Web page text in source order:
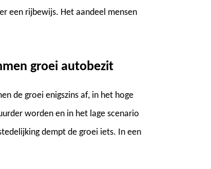
een rijbewijs. Het aandeel mensen
groei autobezit
de groei enigszins af, in het hoge
worden en in het lage scenario
dempt de groei iets. In een